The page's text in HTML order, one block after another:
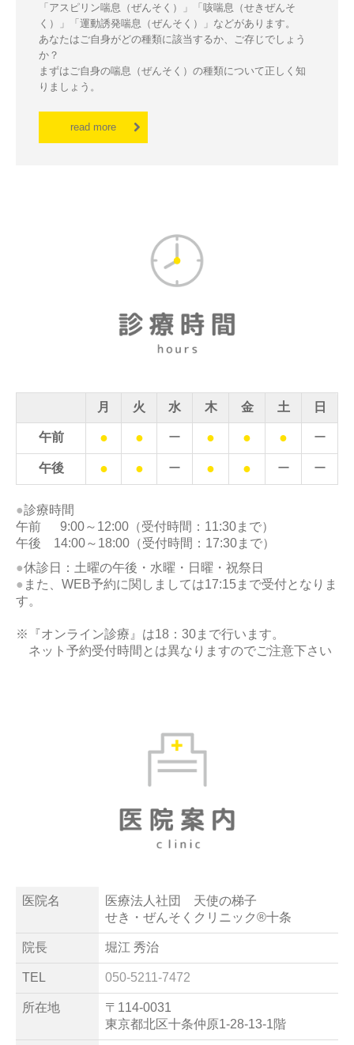
「アスピリン喘息（ぜんそく）」「咳喘息（せきぜんそ
く）」「運動誘発喘息（ぜんそく）」などがあります。
あなたはご自身がどの種類に該当するか、ご存じでしょう
か？
まずはご自身の喘息（ぜんそく）の種類について正しく知
りましょう。
read more
月 火 水 木 金 土 日
午前 ● ● ー ● ● ● ー
午後 ● ● ー ● ● ー ー
●診療時間
午前 9:00～12:00（受付時間：11:30まで）
午後 14:00～18:00（受付時間：17:30まで）
●休診日：土曜の午後・水曜・日曜・祝祭日
● また、WEB予約に関しましては17:15まで受付となりま
す。
※『オンライン診療』は18：30まで行います。
ネット予約受付時間とは異なりますのでご注意下さい
医院名
医療法人社団 天使の梯子
せき・ぜんそくクリニック®十条
院長 堀江 秀治
TEL 050-5211-7472
所在地
〒114-0031
東京都北区十条仲原1-28-13-1階